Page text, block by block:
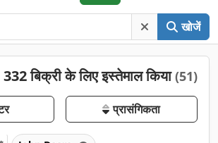
खोजें
बिक्री के लिए इस्तेमाल किया(51)
प्रासंगिकता